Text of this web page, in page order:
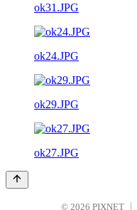
ok31.JPG
ok24.JPG
ok29.JPG
ok27.JPG
© 2026 PIXNET